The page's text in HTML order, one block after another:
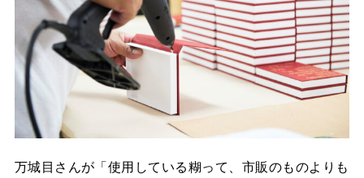
万城目さんが「使用している糊って、市販のものよりも